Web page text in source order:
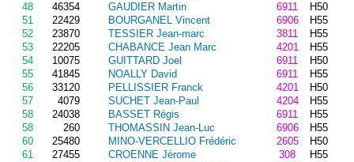
48
46354 GAUDIER Martin 6911
H50
51
22429 BOURGANEL Vincent 6906
H55
52
23870 TESSIER Jean-marc 3811
H55
53
22205 CHABANCE Jean Marc 4201
H55
54
10075 GUITTARD Joel 6911
H50
55
41845 NOALLY David 6911
H55
56
33120 PELLISSIER Franck 4201
H50
57
4079 SUCHET Jean-Paul 4204
H55
58
24038 BASSET Régis 6911
H55
58
260 THOMASSIN Jean-Luc 6906
H55
60
25480 MINO-VERCELLIO Frédéric 2605
H50
61
27455 CROENNE Jérome 308
H55